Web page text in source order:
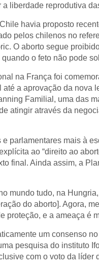
liberdade reprodutiva
havia proposto
pelos chilenos no
O aborto segue
o feto não pode
na França foi
a aprovação da nova
Familial, uma das
atingir através da
parlamentares mais à
ao “direito ao
final. Ainda assim, a
mundo tudo, na
do aborto]. Agora,
proteção, e a ameaça é
um consenso
pesquisa do instituto
com o voto da líder